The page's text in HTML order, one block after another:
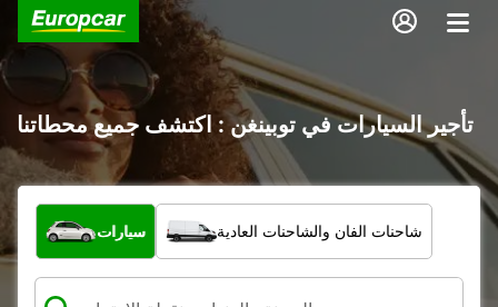
تأجير السيارات في توبينغن : اكتشف جميع محطاتنا
ما نوع المركبة؟
سيارات شاحنات الفان والشاحنات العادية